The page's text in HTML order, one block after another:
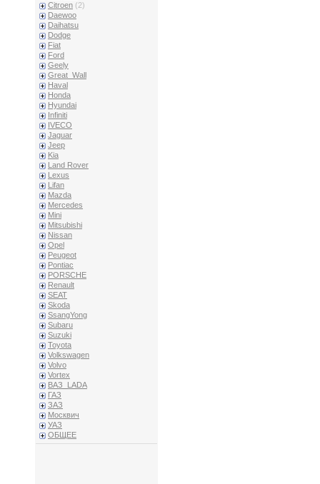
Citroen (2)
Daewoo
Daihatsu
Dodge
Fiat
Ford
Geely
Great_Wall
Haval
Honda
Hyundai
Infiniti
IVECO
Jaguar
Jeep
Kia
Land Rover
Lexus
Lifan
Mazda
Mercedes
Mini
Mitsubishi
Nissan
Opel
Peugeot
Pontiac
PORSCHE
Renault
SEAT
Skoda
SsangYong
Subaru
Suzuki
Toyota
Volkswagen
Volvo
Vortex
ВАЗ_LADA
ГАЗ
ЗАЗ
Москвич
УАЗ
ОБЩЕЕ